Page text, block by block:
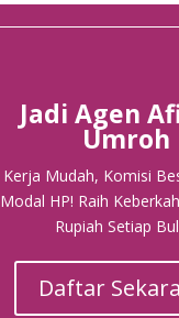
Jadi Agen
Umroh
Kerja Mudah, Komisi
Modal HP! Raih
Rupiah Setiap
Daftar